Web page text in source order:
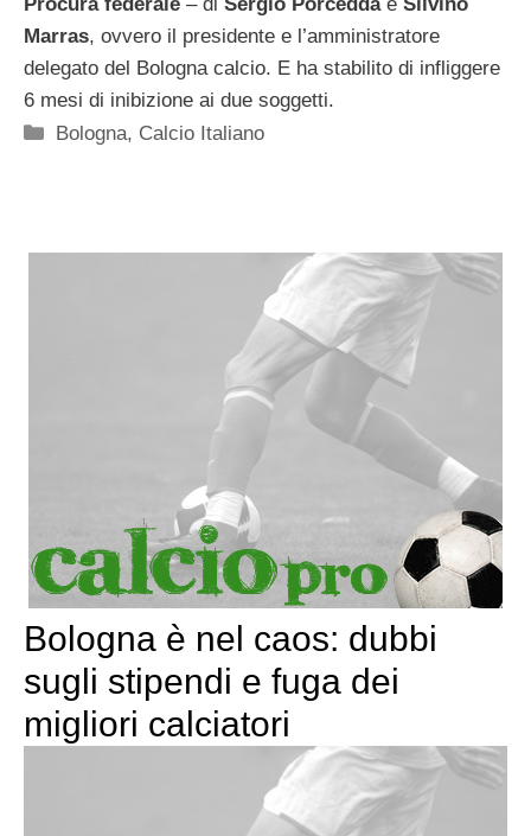
Marras, ovvero il presidente e l’amministratore
delegato del Bologna calcio. E ha stabilito di infliggere
6 mesi di inibizione ai due soggetti.
Categorie
Bologna, Calcio Italiano
Bologna è nel caos: dubbi
sugli stipendi e fuga dei
migliori calciatori